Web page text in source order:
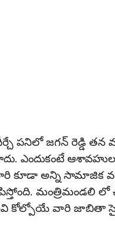
పనిలో జగన్ రెడ్డి
ఎందుకంటే
కూడా అన్ని సామాజిక
మంత్రిమండలి
కోల్పోయే వారి జాబితా